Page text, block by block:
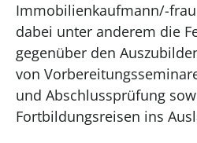
Immobilienkaufmann/-
dabei unter anderem die
gegenüber den
von
und Abschlussprüfung
Fortbildungsreisen ins